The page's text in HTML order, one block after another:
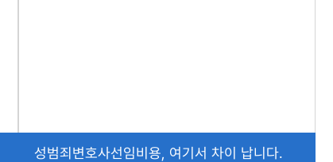
성범죄변호사선임비용, 여기서 차이 납니다.